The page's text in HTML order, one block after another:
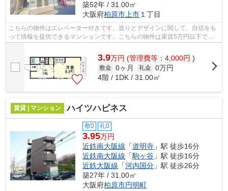
築52年 / 31.00㎡
大阪府柏原市上市１丁目
こちらの物件はエレベーター付きです。造りとデザインに関して、自信をも
って情報を提供できるマンションです。こちらの物件は家賃5万円以下でご
3.9万円 (管理費等：4,000円 )
敷金 0ヶ月 礼金 0万円
4階 / 1DK / 31.00㎡
賃貸 | マンション ハイツハピネス
敷0 礼0
3.95万円
近鉄南大阪線 「道明寺 」駅 徒歩16分
近鉄南大阪線 「駒ヶ谷 」駅 徒歩16分
近鉄大阪線 「河内国分 」駅 徒歩26分
築27年 / 31.00㎡
大阪府柏原市円明町